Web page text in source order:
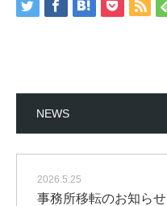
NEWS
2026.5.25
事務所移転のお知らせ